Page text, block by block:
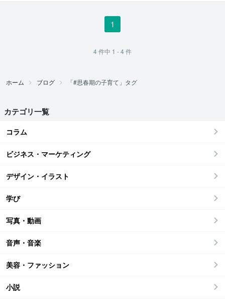
1
4件中 1 - 4件
ホーム ブログ 「#思春期の子育て」タグ
カテゴリ一覧
コラム
ビジネス・マーケティング
デザイン・イラスト
学び
写真・動画
音声・音楽
美容・ファッション
小説